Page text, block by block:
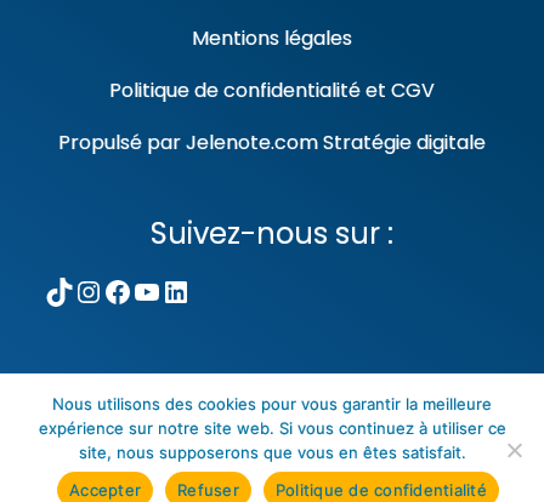
Mentions légales
Politique de confidentialitéet CGV
Propulsé parJelenote.comStratégie digitale
Suivez-nous sur :
TikTok
Instagram
Facebook
YouTube
LinkedIn
Copyright © Tous droits réservés. Theme
Volleyball Club
Nous utilisons des cookies pour vous garantir la meilleure
expérience sur notre site web. Si vous continuez à utiliser ce
site, nous supposerons que vous en êtes satisfait.
Accepter
Refuser Politique de confidentialité